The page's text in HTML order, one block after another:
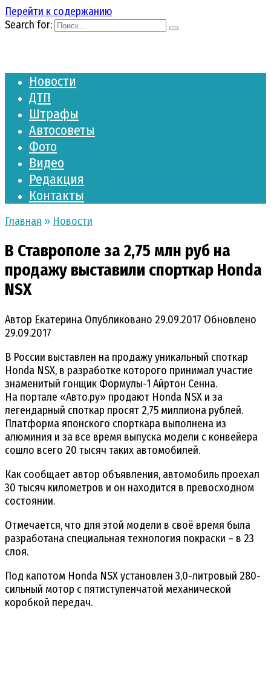
Перейти к содержанию
Search for:
Новости
ДТП
Штрафы
Автосоветы
Фото
Видео
Редакция
Контакты
Главная » Новости
В Ставрополе за 2,75 млн руб на
продажу выставили спорткар Honda
NSX
Автор Екатерина Опубликовано 29.09.2017 Обновлено
29.09.2017
В России выставлен на продажу уникальный споткар
Honda NSX, в разработке которого принимал участие
знаменитый гонщик Формулы-1 Айртон Сенна.
На портале «Авто.ру» продают Honda NSX и за
легендарный споткар просят 2,75 миллиона рублей.
Платформа японского спорткара выполнена из
алюминия и за все время выпуска модели с конвейера
сошло всего 20 тысяч таких автомобилей.
Как сообщает автор объявления, автомобиль проехал
30 тысяч километров и он находится в превосходном
состоянии.
Отмечается, что для этой модели в своё время была
разработана специальная технология покраски – в 23
слоя.
Под капотом Honda NSX установлен 3,0-литровый 280-
сильный мотор с пятиступенчатой механической
коробкой передач.